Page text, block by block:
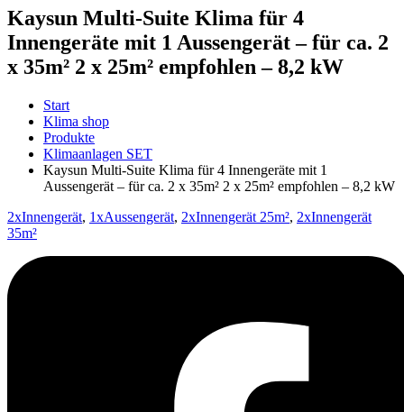
Kaysun Multi-Suite Klima für 4
Innengeräte mit 1 Aussengerät – für ca. 2
x 35m² 2 x 25m² empfohlen – 8,2 kW
Start
Klima shop
Produkte
Klimaanlagen SET
Kaysun Multi-Suite Klima für 4 Innengeräte mit 1
Aussengerät – für ca. 2 x 35m² 2 x 25m² empfohlen – 8,2 kW
2xInnengerät, 1xAussengerät, 2xInnengerät 25m², 2xInnengerät
35m²